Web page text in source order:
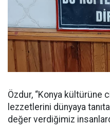
Özdur, “Konya kültürüne
lezzetlerini dünyaya
değer verdiğimiz